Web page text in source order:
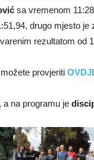
sa vremenom
drugo mjesto je
rezultatom od
možete provjeriti
a na programu je